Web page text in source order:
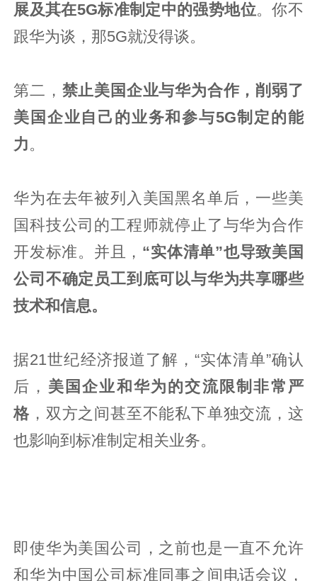
展及其在5G标准制定中的强势地位。你不
跟华为谈，那5G就没得谈。
第二， 禁止美国企业与华为合作，削弱了
美国企业自己的业务和参与5G制定的能
力。
华为在去年被列入美国黑名单后，一些美
国科技公司的工程师就停止了与华为合作
开发标准。并且， “实体清单”也导致美国
公司不确定员工到底可以与华为共享哪些
技术和信息。
据21世纪经济报道了解，“实体清单”确认
后， 美国企业和华为的交流限制非常严
格，双方之间甚至不能私下单独交流，这
也影响到标准制定相关业务。
即使华为美国公司，之前也是一直不允许
和华为中国公司标准同事之间电话会议，